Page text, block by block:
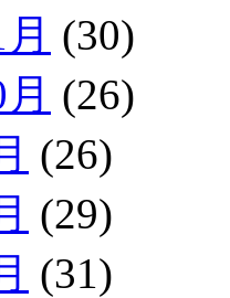
(30)
(26)
(26)
(29)
(31)